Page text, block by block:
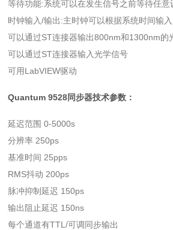
等待功能:系统可以在发生信号之前等待任
时钟输入/输出:主时钟可以根据系统时间输
可以通过ST连接器输出800nm和1300nm的
可以通过ST连接器输入光学信号
可用LabVIEW驱动
Quantum 9528同步器技术参数：
延迟范围 0-5000s
分辨率 250ps
基准时间 25pps
RMS抖动 200ps
脉冲抑制延迟 150ps
输出阻止延迟 150ns
每个通道有TTL/可调同步输出